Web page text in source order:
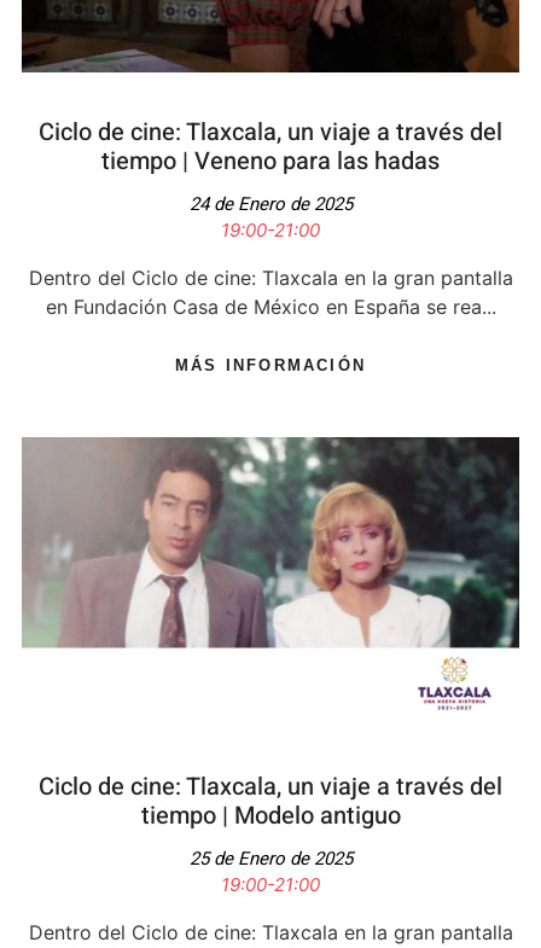
Ciclo de cine: Tlaxcala, un viaje a través del
tiempo​ | Veneno para las hadas
24 de Enero de 2025
19:00-21:00
Dentro del Ciclo de cine: Tlaxcala en la gran pantalla
en Fundación Casa de México en España se rea...
MÁS INFORMACIÓN
Ciclo de cine: Tlaxcala, un viaje a través del
tiempo​ | Modelo antiguo​
25 de Enero de 2025
19:00-21:00
Dentro del Ciclo de cine: Tlaxcala en la gran pantalla